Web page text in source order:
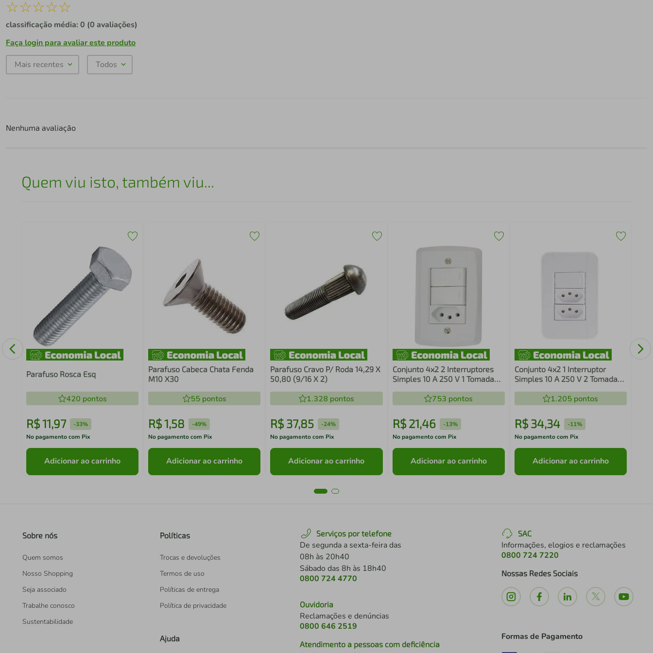
☆☆☆☆☆
classificação média: 0 (0 avaliações)
Faça login para avaliar este produto
Mais recentes Todos
Nenhuma avaliação
Quem viu isto, também viu...
Parafuso Rosca Esq
420 pontos
R$11,97 -33%
No pagamento com Pix
Adicionar ao carrinho
Parafuso Cabeca Chata Fenda
M10 X30
55pontos
R$1,58 -49%
No pagamento com Pix
Adicionar ao carrinho
Parafuso Cravo P/ Roda 14,29 X
50,80 (9/16 X 2)
1.328 pontos
R$37,85 -24%
No pagamento com Pix
Adicionar ao carrinho
Conjunto 4x2 2 Interruptores
Simples 10 A 250 V 1 Tomada
753 pontos
R$ 21,46 -13%
No pagamento com Pix
Adicionar ao carrinho
Conjunto 4x2 1 Interruptor
Simples 10 A 250 V 2 Tomadas
1.205 pontos
R$ 34,34 -11%
No pagamento com Pix
Adicionar ao carrinho
Sobre nós
Quem somos
Nosso Shopping
Seja associado
Trabalhe conosco
Sustentabilidade
Políticas
Trocas e devoluções
Termos de uso
Políticas de entrega
Política de privacidade
Ajuda
Serviços por telefone
De segunda a sexta-feira das
08h às 20h40
Sábado das 8h às 18h40
0800 724 4770
Ouvidoria
Reclamações e denúncias
0800 646 2519
Atendimento a pessoas com deficiência
SAC
Informações, elogios e reclamações
0800 724 7220
Nossas Redes Sociais
Formas de Pagamento